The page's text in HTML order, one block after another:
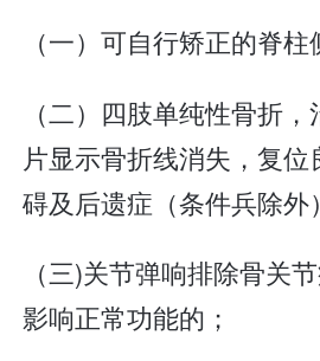
（一）可自行矫正的脊柱
（二）四肢单纯性骨折
片显示骨折线消失，复
碍及后遗症（条件兵除外
（三)关节弹响排除骨关
影响正常功能的；